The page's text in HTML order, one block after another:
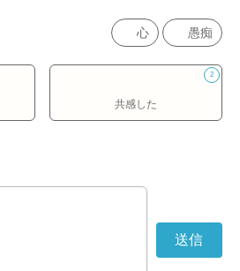
心 愚痴
2
共感した